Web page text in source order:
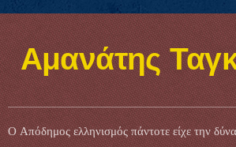
Αμανάτης
Ο Απόδημος ελληνισμός πάντοτε είχε την